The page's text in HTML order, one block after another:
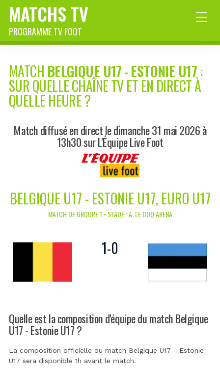
MATCHS TV
PROGRAMME TV FOOT
MATCH BELGIQUE U17-ESTONIE U17:
SUR QUELLE CHAÎNE TV ET EN DIRECT À
QUELLE HEURE ?
Match diffusé en direct le dimanche 31 mai 2026 à
13h30 sur L'Équipe Live Foot
BELGIQUE U17 - ESTONIE U17, EURO U17
MATCH DE GROUPE 1 • STADE : A. LE COQ ARENA
1-0
Quelle est la composition d'équipe du match Belgique
U17 - Estonie U17 ?
La composition officielle du match Belgique U17 - Estonie
U17 sera disponible 1h avant le match.